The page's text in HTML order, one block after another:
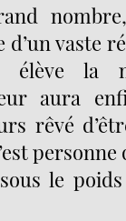
vaste
élève la
aura
rêvé
personne
le